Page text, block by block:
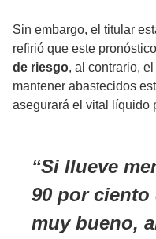
Sin embargo, el titular
refirió que este pronóstico
de riesgo, al contrario,
mantener abastecidos
asegurará el vital líquido
Si llueve
90 por ciento
muy bueno,